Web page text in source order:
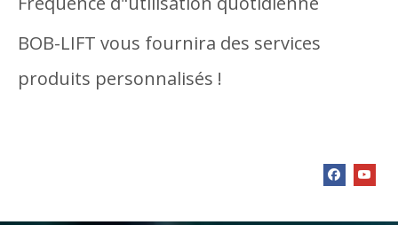
BOB-LIFT vous fournira des services
produits personnalisés !